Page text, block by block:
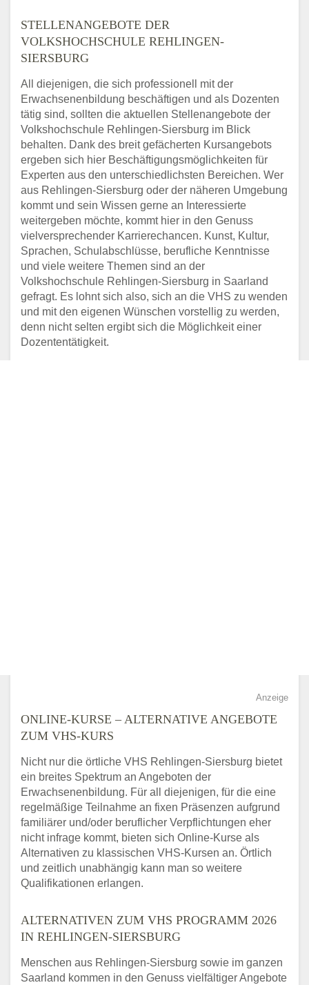
STELLENANGEBOTE DER
VOLKSHOCHSCHULE REHLINGEN-
SIERSBURG
All diejenigen, die sich professionell mit der
Erwachsenenbildung beschäftigen und als Dozenten
tätig sind, sollten die aktuellen Stellenangebote der
Volkshochschule Rehlingen-Siersburg im Blick
behalten. Dank des breit gefächerten Kursangebots
ergeben sich hier Beschäftigungsmöglichkeiten für
Experten aus den unterschiedlichsten Bereichen. Wer
aus Rehlingen-Siersburg oder der näheren Umgebung
kommt und sein Wissen gerne an Interessierte
weitergeben möchte, kommt hier in den Genuss
vielversprechender Karrierechancen. Kunst, Kultur,
Sprachen, Schulabschlüsse, berufliche Kenntnisse
und viele weitere Themen sind an der
Volkshochschule Rehlingen-Siersburg in Saarland
gefragt. Es lohnt sich also, sich an die VHS zu wenden
und mit den eigenen Wünschen vorstellig zu werden,
denn nicht selten ergibt sich die Möglichkeit einer
Dozententätigkeit.
Anzeige
ONLINE-KURSE – ALTERNATIVE ANGEBOTE
ZUM VHS-KURS
Nicht nur die örtliche VHS Rehlingen-Siersburg bietet
ein breites Spektrum an Angeboten der
Erwachsenenbildung. Für all diejenigen, für die eine
regelmäßige Teilnahme an fixen Präsenzen aufgrund
familiärer und/oder beruflicher Verpflichtungen eher
nicht infrage kommt, bieten sich Online-Kurse als
Alternativen zu klassischen VHS-Kursen an. Örtlich
und zeitlich unabhängig kann man so weitere
Qualifikationen erlangen.
ALTERNATIVEN ZUM VHS PROGRAMM 2026
IN REHLINGEN-SIERSBURG
Menschen aus Rehlingen-Siersburg sowie im ganzen
Saarland kommen in den Genuss vielfältiger Angebote